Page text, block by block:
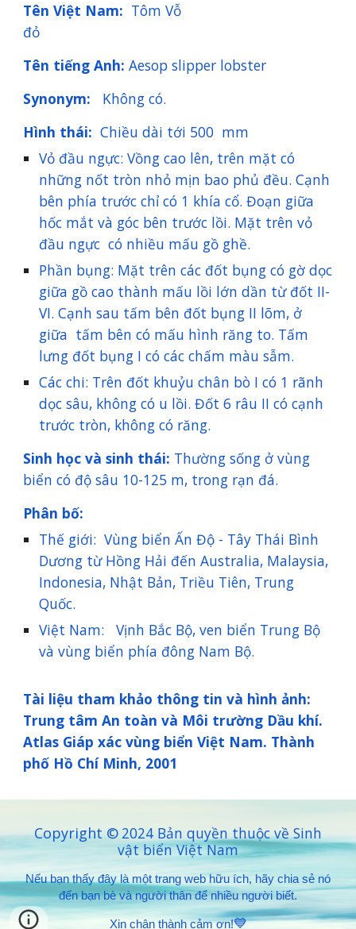
Tên Việt Nam: Tôm Vỗ
đỏ
Tên tiếng Anh: Aesop slipper lobster
Synonym: Không có.
Hình thái: Chiều dài tới 500 mm
Vỏ đầu ngực: Vồng cao lên, trên mặt có
những nốt tròn nhỏ mịn bao phủ đều. Cạnh
bên phía trước chỉ có 1 khía cổ. Đoạn giữa
hốc mắt và góc bên trước lồi. Mặt trên vỏ
đầu ngực có nhiều mấu gồ ghề.
Phần bụng: Mặt trên các đốt bụng có gờ dọc
giữa gồ cao thành mấu lồi lớn dần từ đốt II-
VI. Cạnh sau tấm bên đốt bụng II lõm, ở
giữa tấm bên có mấu hình răng to. Tấm
lưng đốt bụng I có các chấm màu sẫm.
Các chi: Trên đốt khuỷu chân bò I có 1 rãnh
dọc sâu, không có u lồi. Đốt 6 râu II có cạnh
trước tròn, không có răng.
Sinh học và sinh thái: Thường sống ở vùng
biển có độ sâu 10-125 m, trong rạn đá.
Phân bố:
Thế giới: Vùng biển Ấn Độ - Tây Thái Bình
Dương từ Hồng Hải đến Australia, Malaysia,
Indonesia, Nhật Bản, Triều Tiên, Trung
Quốc.
Việt Nam: Vịnh Bắc Bộ, ven biển Trung Bộ
và vùng biển phía đông Nam Bộ.
Tài liệu tham khảo thông tin và hình ảnh:
Trung tâm An toàn và Môi trường Dầu khí.
Atlas Giáp xác vùng biển Việt Nam. Thành
phố Hồ Chí Minh, 2001
Copyright © 2024 Bản quyền thuộc về Sinh
vật biển Việt Nam
Nếu bạn thấy đây là một trang web hữu ích, hãy chia sẻ nó
đến bạn bè và người thân để nhiều người biết.
Xin chân thành cảm ơn!💙